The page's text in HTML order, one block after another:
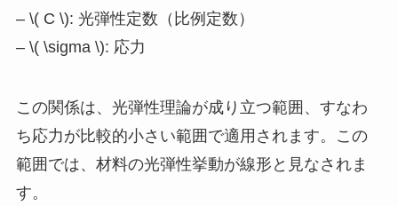
– \( C \): 光弾性定数（比例定数）
– \( \sigma \): 応力
この関係は、光弾性理論が成り立つ範囲、すなわ
ち応力が比較的小さい範囲で適用されます。この
範囲では、材料の光弾性挙動が線形と見なされま
す。